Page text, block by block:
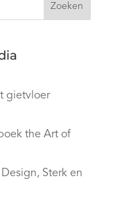
Zoeken
gietvloer
the Art of
Sterk en